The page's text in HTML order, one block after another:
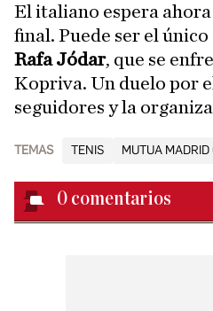
El italiano espera
final. Puede ser el
Rafa Jódar, que se
Kopriva. Un duelo por
seguidores y la
TEMAS TENIS MUTUA MADRID
0 comentarios